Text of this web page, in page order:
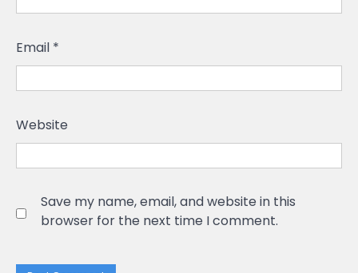
Email *
Website
Save my name, email, and website in this
browser for the next time I comment.